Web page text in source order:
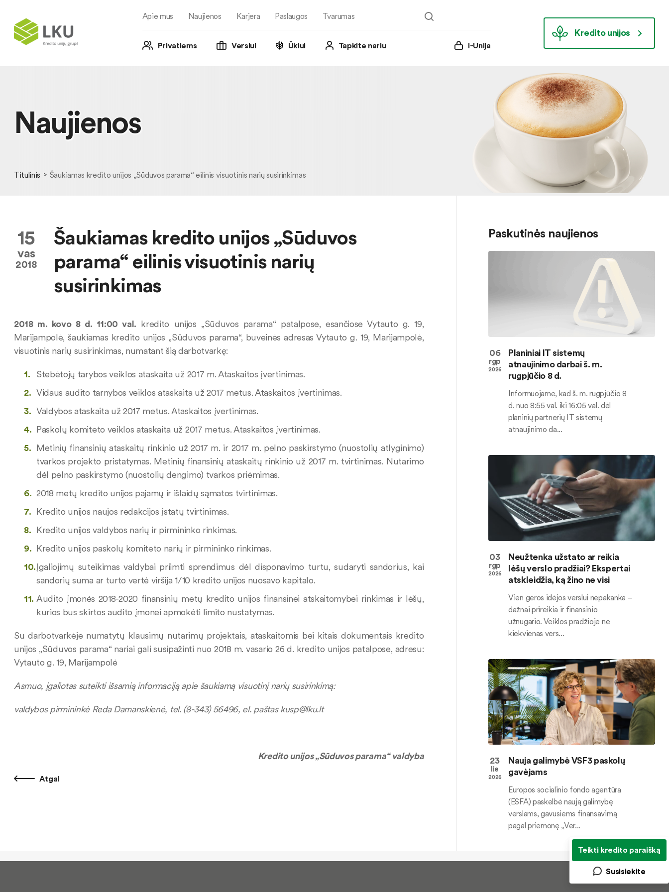
Apie mus Naujienos Karjera Paslaugos Tvarumas
Privatiems Verslui Ūkiui Tapkite nariu i-Unija
Kredito unijos
Naujienos
Titulinis Šaukiamas kredito unijos „Sūduvos parama“ eilinis visuotinis narių susirinkimas
15
vas
2018
Šaukiamas kredito unijos „Sūduvos
parama“ eilinis visuotinis narių
susirinkimas
2018 m. kovo 8 d. 11:00 val. kredito unijos „Sūduvos parama“ patalpose, esančiose Vytauto g. 19,
Marijampolė, šaukiamas kredito unijos „Sūduvos parama“, buveinės adresas Vytauto g. 19, Marijampolė,
visuotinis narių susirinkimas, numatant šią darbotvarkę:
Stebėtojų tarybos veiklos ataskaita už 2017 m. Ataskaitos įvertinimas.
Vidaus audito tarnybos veiklos ataskaita už 2017 metus. Ataskaitos įvertinimas.
Valdybos ataskaita už 2017 metus. Ataskaitos įvertinimas.
Paskolų komiteto veiklos ataskaita už 2017 metus. Ataskaitos įvertinimas.
Metinių finansinių ataskaitų rinkinio už 2017 m. ir 2017 m. pelno paskirstymo (nuostolių atlyginimo)
tvarkos projekto pristatymas. Metinių finansinių ataskaitų rinkinio už 2017 m. tvirtinimas. Nutarimo
dėl pelno paskirstymo (nuostolių dengimo) tvarkos priėmimas.
2018 metų kredito unijos pajamų ir išlaidų sąmatos tvirtinimas.
Kredito unijos naujos redakcijos įstatų tvirtinimas.
Kredito unijos valdybos narių ir pirmininko rinkimas.
Kredito unijos paskolų komiteto narių ir pirmininko rinkimas.
Įgaliojimų suteikimas valdybai priimti sprendimus dėl disponavimo turtu, sudaryti sandorius, kai
sandorių suma ar turto vertė viršija 1/10 kredito unijos nuosavo kapitalo.
Audito įmonės 2018-2020 finansinių metų kredito unijos finansinei atskaitomybei rinkimas ir lėšų,
kurios bus skirtos audito įmonei apmokėti limito nustatymas.
Su darbotvarkėje numatytų klausimų nutarimų projektais, ataskaitomis bei kitais dokumentais kredito
unijos „Sūduvos parama“ nariai gali susipažinti nuo 2018 m. vasario 26 d. kredito unijos patalpose, adresu:
Vytauto g. 19, Marijampolė
Asmuo, įgaliotas suteikti išsamią informaciją apie šaukiamą visuotinį narių susirinkimą:
valdybos pirmininkė Reda Damanskienė, tel. (8-343) 56496, el. paštaskusp@lku.lt
Kredito unijos „Sūduvos parama“ valdyba
Atgal
Paskutinės naujienos
06
rgp
2026
Planiniai IT sistemų
atnaujinimo darbai š. m.
rugpjūčio 8 d.
Informuojame, kad š. m. rugpjūčio 8
d. nuo 8:55 val. iki 16:05 val. dėl
planinių partnerių IT sistemų
atnaujinimo da...
03
rgp
2026
Neužtenka užstato ar reikia
lėšų verslo pradžiai? Ekspertai
atskleidžia, ką žino ne visi
Vien geros idėjos verslui nepakanka –
dažnai prireikia ir finansinio
užnugario. Veiklos pradžioje ne
kiekvienas vers...
23
lie
2026
Nauja galimybė VSF3 paskolų
gavėjams
Europos socialinio fondo agentūra
(ESFA) paskelbė naują galimybę
verslams, gavusiems finansavimą
pagal priemonę „Ver...
Teikti kredito paraišką
Susisiekite